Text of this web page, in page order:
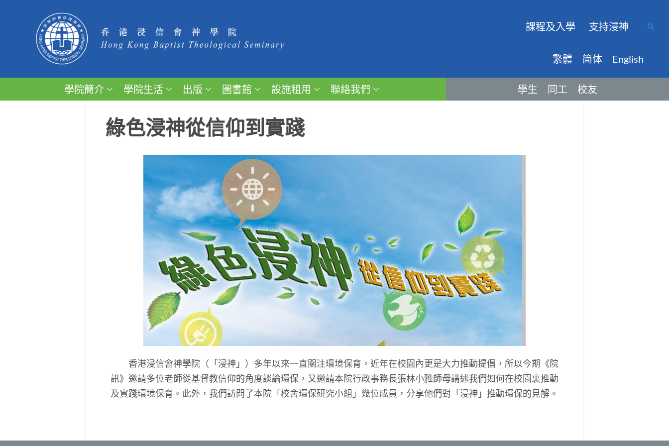
課程及入學 支持浸神
繁體 简体 English
學院簡介 學院生活 出版 圖書館 設施租用 聯絡我們 學生 同工 校友
綠色浸神從信仰到實踐
香港浸信會神學院（「浸神」）多年以來一直關注環境保育，近年在校園內更是大力推動提倡，所以今期《院
訊》邀請多位老師從基督教信仰的角度談論環保，又邀請本院行政事務長張林小雅師母講述我們如何在校園裏推動
及實踐環境保育。此外，我們訪問了本院「校舍環保研究小組」幾位成員，分享他們對「浸神」推動環保的見解。